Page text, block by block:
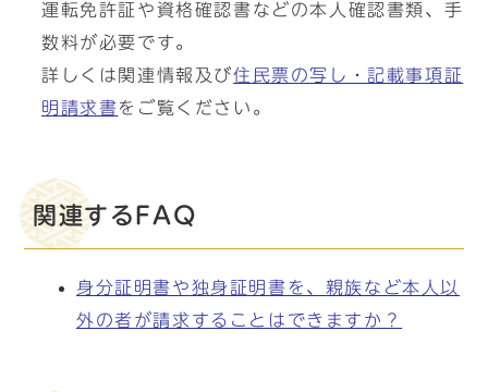
運転免許証や資格確認書などの本人確認書類、手
数料が必要です。
詳しくは関連情報及び住民票の写し・記載事項証
明請求書をご覧ください。
関連するFAQ
身分証明書や独身証明書を、親族など本人以
外の者が請求することはできますか？